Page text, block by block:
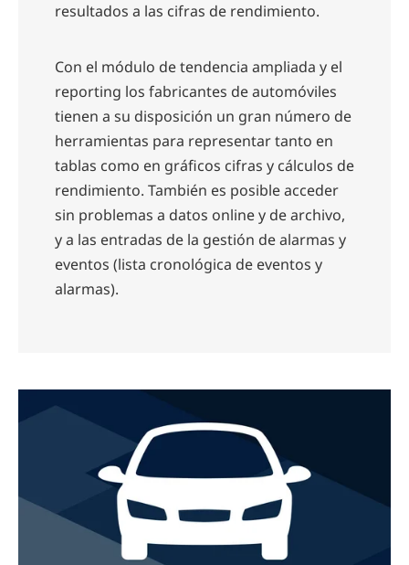
resultados a las cifras de rendimiento.
Con el módulo de tendencia ampliada y el
reporting los fabricantes de automóviles
tienen a su disposición un gran número de
herramientas para representar tanto en
tablas como en gráficos cifras y cálculos de
rendimiento. También es posible acceder
sin problemas a datos online y de archivo,
y a las entradas de la gestión de alarmas y
eventos (lista cronológica de eventos y
alarmas).